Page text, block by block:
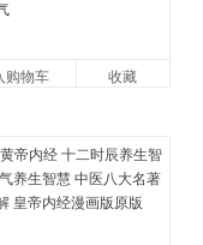
购物车 收藏